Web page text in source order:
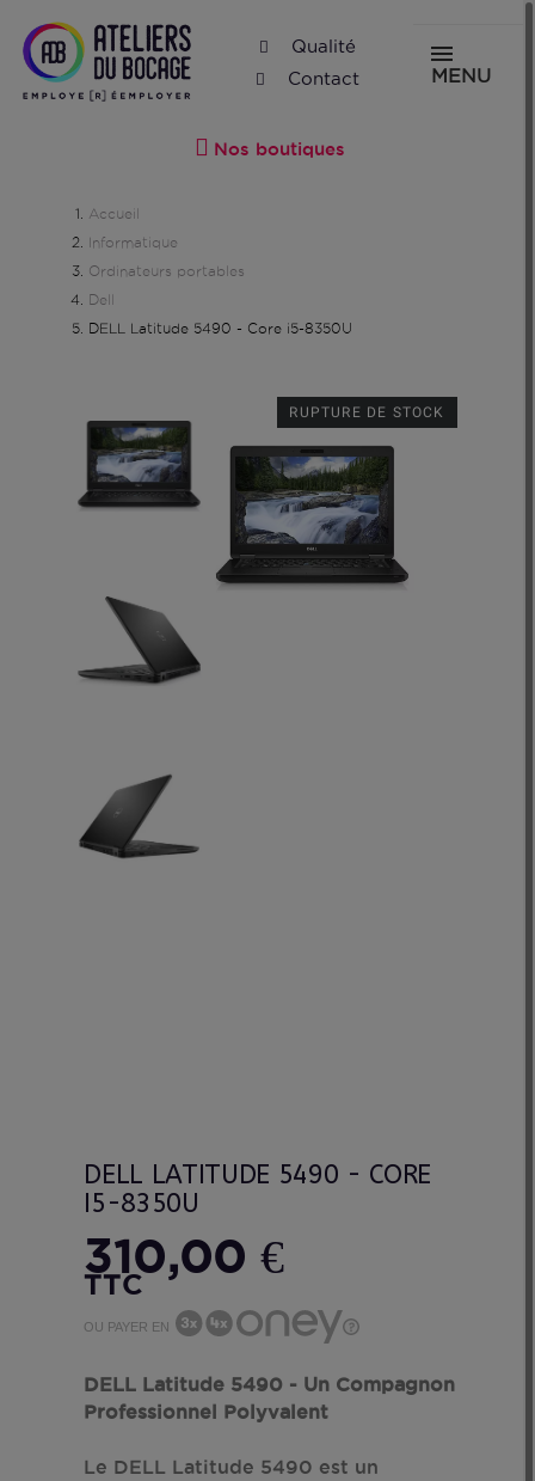
Qualité
Contact
MENU
Nos boutiques
Accueil
Informatique
Ordinateurs portables
Dell
DELL Latitude 5490 - Core i5-8350U
RUPTURE DE STOCK
DELL LATITUDE 5490 - CORE
I5-8350U
310,00 €
TTC
OU PAYER EN
DELL Latitude 5490 - Un Compagnon
Professionnel Polyvalent
Le DELL Latitude 5490 est un